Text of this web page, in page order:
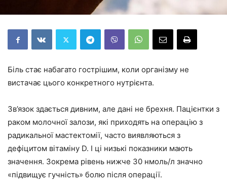
Біль стає набагато гострішим, коли організму не
вистачає цього конкретного нутрієнта.
Зв’язок здається дивним, але дані не брехня. Пацієнтки з
раком молочної залози, які приходять на операцію з
радикальної мастектомії, часто виявляються з
дефіцитом вітаміну D. І ці низькі показники мають
значення. Зокрема рівень нижче 30 нмоль/л значно
«підвищує гучність» болю після операції.